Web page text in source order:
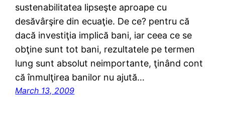
sustenabilitatea lipseşte aproape cu
desăvârşire din ecuaţie. De ce? pentru că
dacă investiţia implică bani, iar ceea ce se
obţine sunt tot bani, rezultatele pe termen
lung sunt absolut neimportante, ţinând cont
că înmulţirea banilor nu ajută…
March 13, 2009